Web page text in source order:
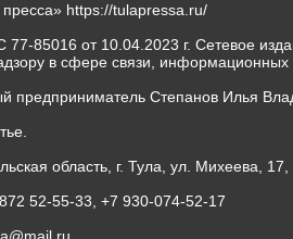
https://tulapressa.ru/
85016 от 10.04.2023 г. Сетевое
в сфере связи, информационных
предприниматель Степанов Илья
область, г. Тула, ул. Михеева,
52-55-33, +7 930-074-52-17